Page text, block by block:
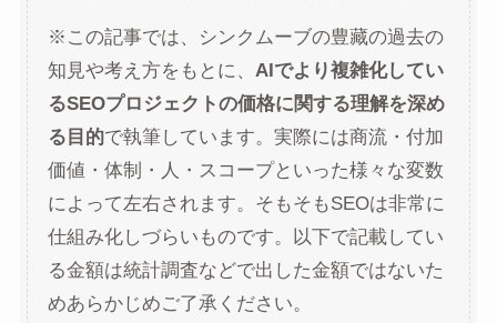
※この記事では、シンクムーブの豊藏の過去の
知見や考え方をもとに、AIでより複雑化してい
るSEOプロジェクトの価格に関する理解を深め
る目的で執筆しています。実際には商流・付加
価値・体制・人・スコープといった様々な変数
によって左右されます。そもそもSEOは非常に
仕組み化しづらいものです。以下で記載してい
る金額は統計調査などで出した金額ではないた
めあらかじめご了承ください。